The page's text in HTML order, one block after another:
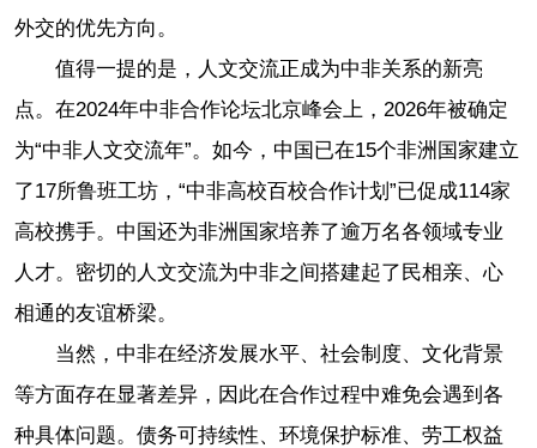
外交的优先方向。
值得一提的是，人文交流正成为中非关系的新亮
点。在2024年中非合作论坛北京峰会上，2026年被确定
为“中非人文交流年”。如今，中国已在15个非洲国家建立
了17所鲁班工坊，“中非高校百校合作计划”已促成114家
高校携手。中国还为非洲国家培养了逾万名各领域专业
人才。密切的人文交流为中非之间搭建起了民相亲、心
相通的友谊桥梁。
当然，中非在经济发展水平、社会制度、文化背景
等方面存在显著差异，因此在合作过程中难免会遇到各
种具体问题。债务可持续性、环境保护标准、劳工权益